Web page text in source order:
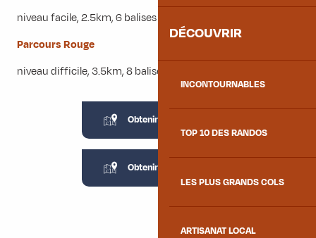
DÉCOUVRIR
INCONTOURNABLES
TOP 10 DES RANDOS
LES PLUS GRANDS COLS
ARTISANAT LOCAL
niveau facile, 2.5km, 6 balises à trouver, 1 heure 30
Parcours Rouge
niveau difficile, 3.5km, 8 balises à trouver, 2 heures
Obtenir la carte
Obtenir la carte